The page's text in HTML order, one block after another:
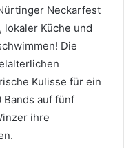
Neckarfest
Küche und
Die
Kulisse für ein
auf fünf
ihre